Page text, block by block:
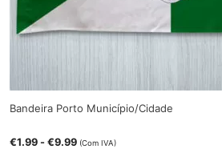
Bandeira Porto Município/Cidade
€1.99 -€9.99 (Com IVA)